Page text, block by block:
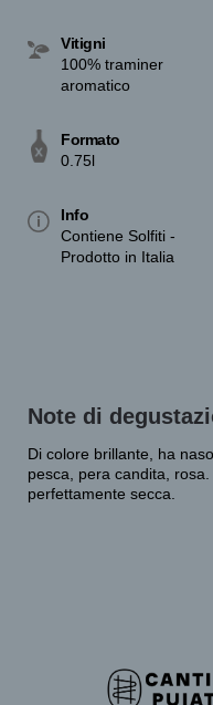
Vitigni
100% traminer
aromatico
Formato
0.75l
Info
Contiene Solfiti -
Prodotto in Italia
Note di
Di colore brillante, ha
pesca, pera candita,
perfettamente secca.